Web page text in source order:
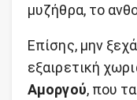
μυζήθρα, το
Επίσης, μην
εξαιρετική
Αμοργού, που